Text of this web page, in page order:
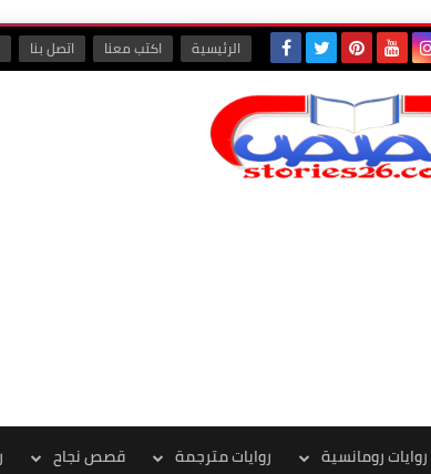
الرئيسية اكتب معنا اتصل بنا
الرئيسية
روايات رومانسية روايات مترجمة قصص نجاح